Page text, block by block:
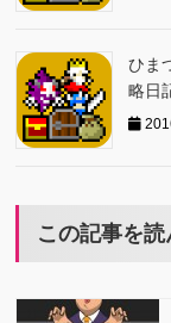
ひま
略日
この記事を